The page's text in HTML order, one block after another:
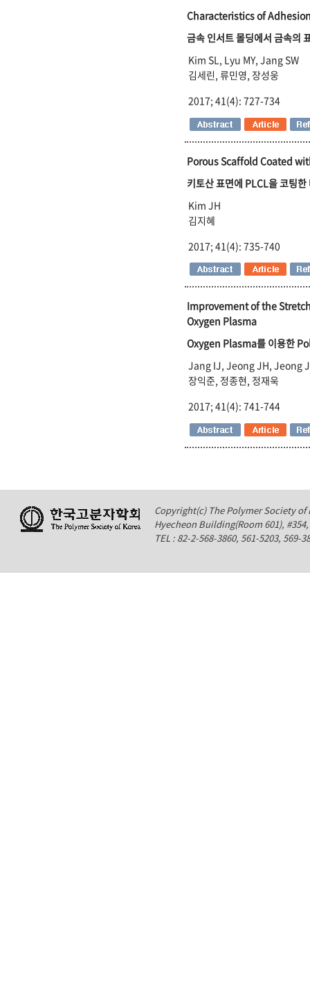
Characteristics of
금속 인서트 몰딩에서 금속의
Kim SL, Lyu MY, Jang SW
김세린, 류민영, 장성웅
2017; 41(4): 727-734
Porous Scaffold Coated
키토산 표면에 PLCL을 코팅한
Kim JH
김지혜
2017; 41(4): 735-740
Improvement of the
Oxygen Plasma
Oxygen Plasma를 이용한
Jang IJ, Jeong JH, Jeong
장익준, 정종현, 정재욱
2017; 41(4): 741-744
Copyright(c) The Polymer Society of
Hyecheon Building(Room 601),
TEL : 82-2-568-3860, 561-5203,